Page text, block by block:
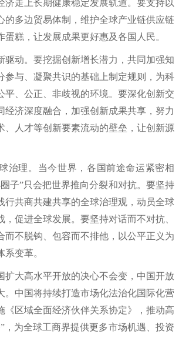
济走上长期健康稳定发展轨道。要支持以
的多边贸易体制，维护全球产业链供应链
蛋糕，让发展成果更好惠及各国人民。
动。要挖掘创新增长潜力，共同加强知
参与、凝聚共识的基础上制定规则，为科
平、公正、非歧视的环境。要深化创新交
经济深度融合，加强创新成果共享，努力
、人才等创新要素流动的壁垒，让创新源
理。当今世界，各国前途命运紧密相
子”只会把世界推向分裂和对抗。要坚持
行共商共建共享的全球治理观，动员全球
，促进全球发展。要坚持对话而不对抗、
而不脱钩、包容而不排他，以公平正义为
变革。
大高水平开放的决心不会变，中国开放
。中国将持续打造市场化法治化国际化营
《区域全面经济伙伴关系协定》，推动高
，为全球工商界提供更多市场机遇、投资